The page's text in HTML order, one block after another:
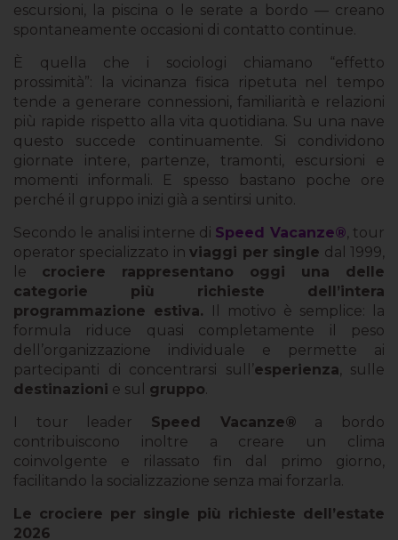
escursioni, la piscina o le serate a bordo — creano
spontaneamente occasioni di contatto continue.
È quella che i sociologi chiamano “effetto
prossimità”: la vicinanza fisica ripetuta nel tempo
tende a generare connessioni, familiarità e relazioni
più rapide rispetto alla vita quotidiana. Su una nave
questo succede continuamente. Si condividono
giornate intere, partenze, tramonti, escursioni e
momenti informali. E spesso bastano poche ore
perché il gruppo inizi già a sentirsi unito.
Secondo le analisi interne di Speed Vacanze®, tour
operator specializzato inviaggi per single dal 1999,
le crociere rappresentano oggi una delle
categorie più richieste dell’intera
programmazione estiva.
Il motivo è semplice: la
formula riduce quasi completamente il peso
dell’organizzazione individuale e permette ai
partecipanti di concentrarsi sull’esperienza, sulle
destinazioni e sul gruppo.
I tour leader Speed Vacanze® a bordo
contribuiscono inoltre a creare un clima
coinvolgente e rilassato fin dal primo giorno,
facilitando la socializzazione senza mai forzarla.
Le crociere per single più richieste dell’estate
2026